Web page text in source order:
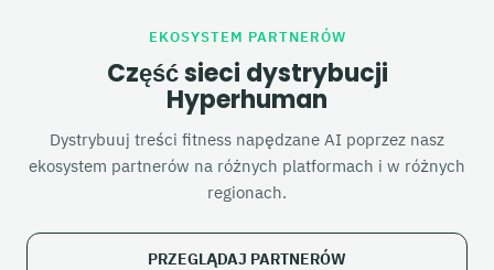
EKOSYSTEM PARTNERÓW
Część sieci dystrybucji
Hyperhuman
Dystrybuuj treści fitness napędzane AI poprzez nasz
ekosystem partnerów na różnych platformach i w różnych
regionach.
PRZEGLĄDAJ PARTNERÓW